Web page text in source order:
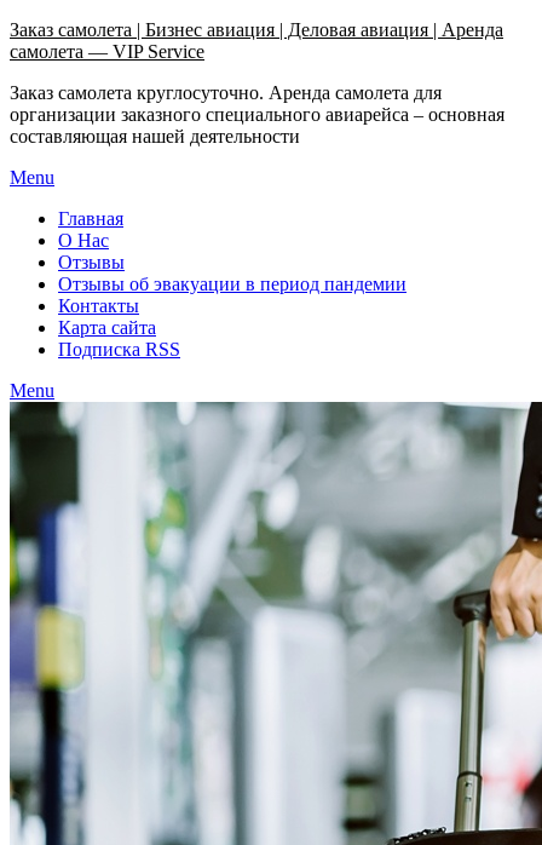
Заказ самолета | Бизнес авиация | Деловая авиация | Аренда
самолета — VIP Service
Заказ самолета круглосуточно. Аренда самолета для
организации заказного специального авиарейса – основная
составляющая нашей деятельности
Menu
Главная
О Нас
Отзывы
Отзывы об эвакуации в период пандемии
Контакты
Карта сайта
Подписка RSS
Menu